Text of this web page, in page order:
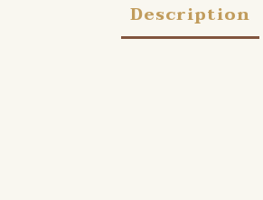
Description